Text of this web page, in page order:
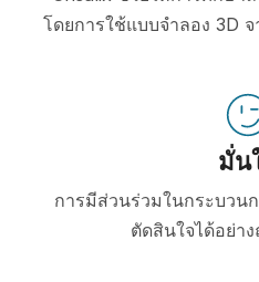
โดยการใช้แบบจำลอง 3D จ
มั่น
การมีส่วนร่วมในกระบวน
ตัดสินใจได้อย่า